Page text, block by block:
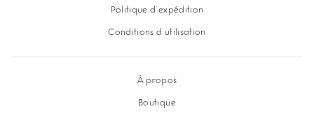
Politique d'expédition
Conditions d'utilisation
À propos
Boutique